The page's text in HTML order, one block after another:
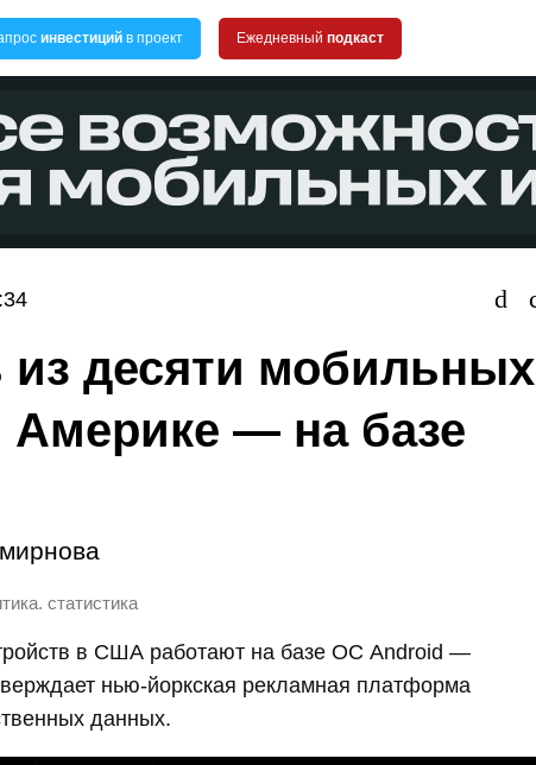
инвестиций в проект Ежедневный подкаст
из десяти мобильных
Америке — на базе
статистика
в США работают на базе ОС Android —
нью-йоркская рекламная платформа
данных.